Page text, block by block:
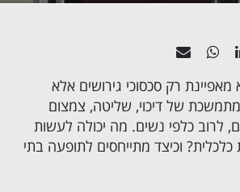
רק סכסוכי גירושים אלא
של דיכוי, שליטה, צמצום
לרוב כלפי נשים. מה יכולה לעשות
וכיצד מתייחסים לתופעה בתי